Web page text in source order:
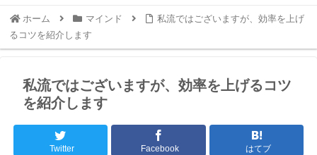
ホーム マインド
私流ではございますが、効率を上げ
るコツを紹介します
私流ではございますが、効率を上げるコツ
を紹介します
Twitter Facebook はてブ